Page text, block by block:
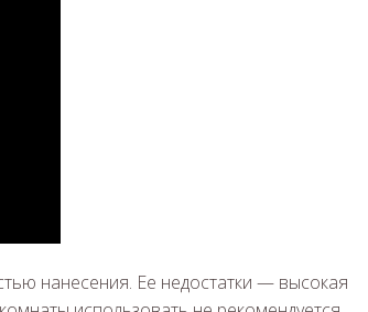
нанесения. Ее недостатки — высокая